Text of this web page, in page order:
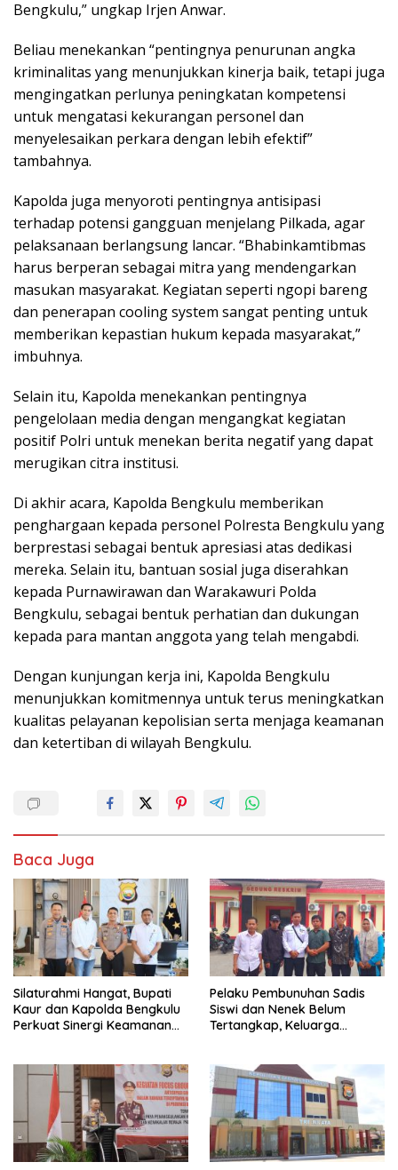
Bengkulu,” ungkap Irjen Anwar.
Beliau menekankan “pentingnya penurunan angka
kriminalitas yang menunjukkan kinerja baik, tetapi juga
mengingatkan perlunya peningkatan kompetensi
untuk mengatasi kekurangan personel dan
menyelesaikan perkara dengan lebih efektif”
tambahnya.
Kapolda juga menyoroti pentingnya antisipasi
terhadap potensi gangguan menjelang Pilkada, agar
pelaksanaan berlangsung lancar. “Bhabinkamtibmas
harus berperan sebagai mitra yang mendengarkan
masukan masyarakat. Kegiatan seperti ngopi bareng
dan penerapan cooling system sangat penting untuk
memberikan kepastian hukum kepada masyarakat,”
imbuhnya.
Selain itu, Kapolda menekankan pentingnya
pengelolaan media dengan mengangkat kegiatan
positif Polri untuk menekan berita negatif yang dapat
merugikan citra institusi.
Di akhir acara, Kapolda Bengkulu memberikan
penghargaan kepada personel Polresta Bengkulu yang
berprestasi sebagai bentuk apresiasi atas dedikasi
mereka. Selain itu, bantuan sosial juga diserahkan
kepada Purnawirawan dan Warakawuri Polda
Bengkulu, sebagai bentuk perhatian dan dukungan
kepada para mantan anggota yang telah mengabdi.
Dengan kunjungan kerja ini, Kapolda Bengkulu
menunjukkan komitmennya untuk terus meningkatkan
kualitas pelayanan kepolisian serta menjaga keamanan
dan ketertiban di wilayah Bengkulu.
Baca Juga
Silaturahmi Hangat, Bupati
Kaur dan Kapolda Bengkulu
Perkuat Sinergi Keamanan
Pelaku Pembunuhan Sadis
Siswi dan Nenek Belum
Tertangkap, Keluarga